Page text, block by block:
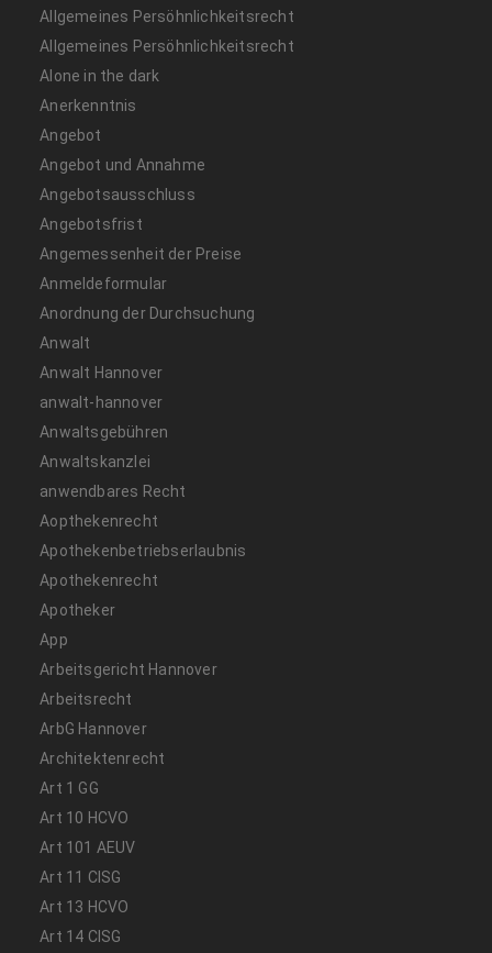
Allgemeines Persöhnlichkeitsrecht
Allgemeines Persöhnlichkeitsrecht
Alone in the dark
Anerkenntnis
Angebot
Angebot und Annahme
Angebotsausschluss
Angebotsfrist
Angemessenheit der Preise
Anmeldeformular
Anordnung der Durchsuchung
Anwalt
Anwalt Hannover
anwalt-hannover
Anwaltsgebühren
Anwaltskanzlei
anwendbares Recht
Aopthekenrecht
Apothekenbetriebserlaubnis
Apothekenrecht
Apotheker
App
Arbeitsgericht Hannover
Arbeitsrecht
ArbG Hannover
Architektenrecht
Art 1 GG
Art 10 HCVO
Art 101 AEUV
Art 11 CISG
Art 13 HCVO
Art 14 CISG